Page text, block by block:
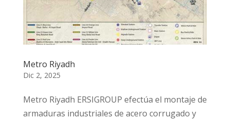
Metro Riyadh
Dic 2, 2025
Metro Riyadh ERSIGROUP efectúa el montaje de
armaduras industriales de acero corrugado y